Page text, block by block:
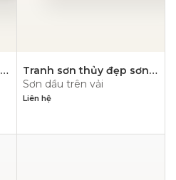
Tranh sơn thủy đẹp sơn
dầu- PN1122
Sơn dầu trên vải
Liên hệ